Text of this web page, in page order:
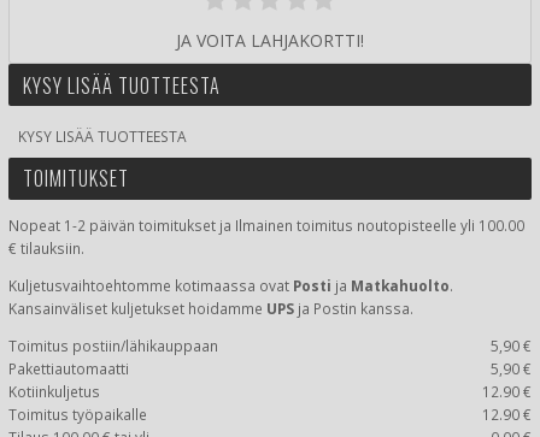
JA VOITA LAHJAKORTTI!
KYSY LISÄÄ TUOTTEESTA
KYSY LISÄÄ TUOTTEESTA
TOIMITUKSET
Nopeat 1-2 päivän toimitukset ja Ilmainen toimitus noutopisteelle yli 100.00
€ tilauksiin.
Kuljetusvaihtoehtomme kotimaassa ovat Posti ja Matkahuolto.
Kansainväliset kuljetukset hoidamme UPS ja Postin kanssa.
Toimitus postiin/lähikauppaan
5,90 €
Pakettiautomaatti
5,90 €
Kotiinkuljetus
12.90 €
Toimitus työpaikalle
12.90 €